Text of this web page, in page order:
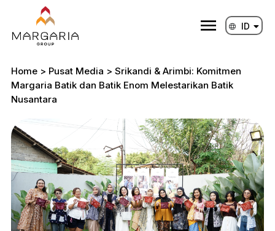
konten
ID
EN
Home> Pusat Media > Srikandi & Arimbi: Komitmen
Margaria Batik dan Batik Enom Melestarikan Batik
Nusantara